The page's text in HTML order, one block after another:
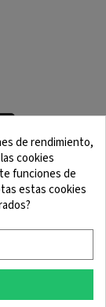
de rendimiento,
cookies
funciones de
estas cookies